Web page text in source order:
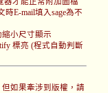
E-mail填入sage為不
縮小尺寸顯示
標亮 (程式自動判斷
如果牽涉到版權，請